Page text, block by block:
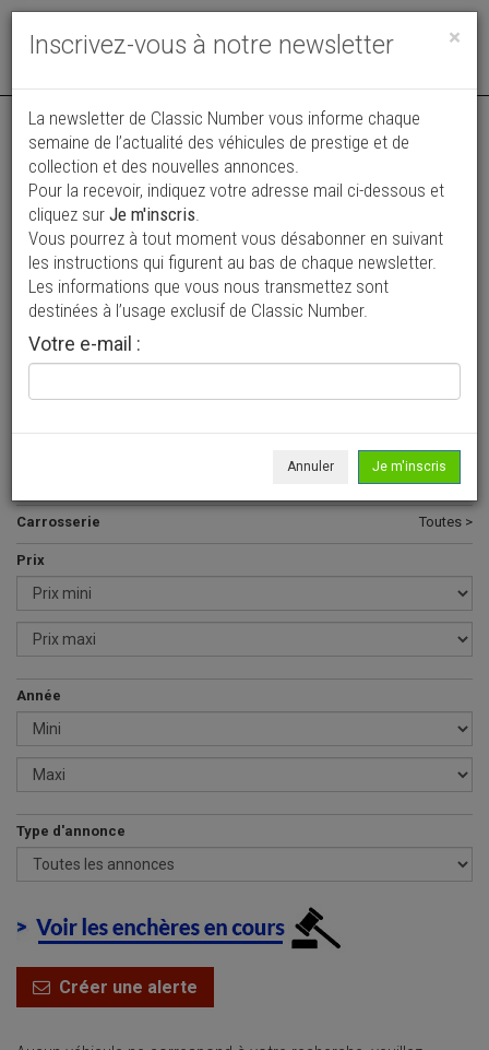
Toggle
Vos annonces vues par
plus de 4 millions de collectionneurs
Ajouter une annonce
> Rechercher un véhicule
F1 >
Carrosserie Toutes >
Prix
Année
Type d'annonce
Créer une alerte
×
Inscrivez-vous à notre newsletter
La newsletter de Classic Number vous informe chaque
semaine de l’actualité des véhicules de prestige et de
collection et des nouvelles annonces.
Pour la recevoir, indiquez votre adresse mail ci-dessous et
cliquez sur Je m'inscris.
Vous pourrez à tout moment vous désabonner en suivant
les instructions qui figurent au bas de chaque newsletter.
Les informations que vous nous transmettez sont
destinées à l’usage exclusif de Classic Number.
Votre e-mail :
Annuler Je m'inscris